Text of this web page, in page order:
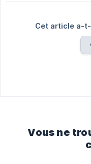
Cet article a-t-
Vous ne